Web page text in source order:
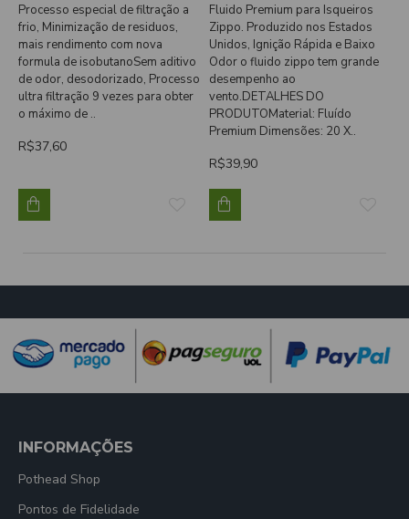
Processo especial de filtração a
frio, Minimização de residuos,
mais rendimento com nova
formula de isobutanoSem aditivo
de odor, desodorizado, Processo
ultra filtração 9 vezes para obter
o máximo de ..
R$37,60
Fluido Premium para Isqueiros
Zippo. Produzido nos Estados
Unidos, Ignição Rápida e Baixo
Odor o fluido zippo tem grande
desempenho ao
vento.DETALHES DO
PRODUTOMaterial: Fluído
Premium Dimensões: 20 X..
R$39,90
INFORMAÇÕES
Pothead Shop
Pontos de Fidelidade